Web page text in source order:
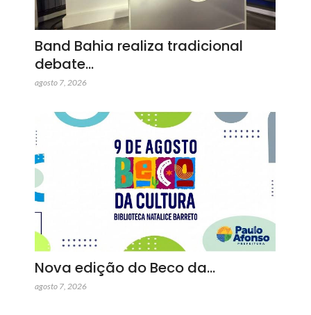
Band Bahia realiza tradicional
debate…
agosto 7, 2026
Nova edição do Beco da…
agosto 7, 2026